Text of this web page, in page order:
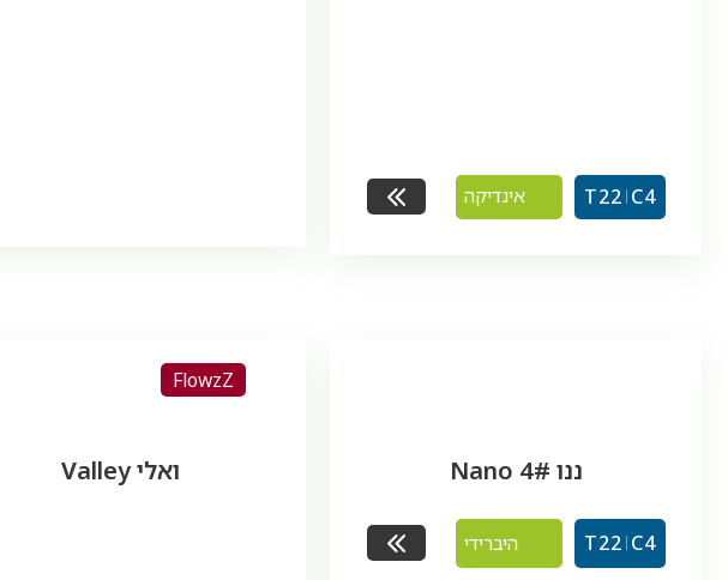
C4
T22 אינדיקה
ננו 4# Nano
C4
T22 היברידי
FlowzZ
ואלי Valley